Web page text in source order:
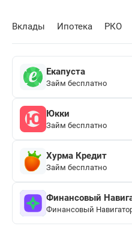
Вклады Ипотека РКО
Екапуста
Займ бесплатно
Юкки
Займ бесплатно
Хурма Кредит
Займ бесплатно
Финансовый
Финансовый